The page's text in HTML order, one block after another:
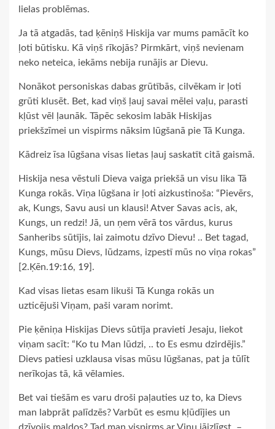
lielas problēmas.
Ja tā atgadās, tad ķēniņš Hiskija var mums pamācīt ko
ļoti būtisku. Kā viņš rīkojās? Pirmkārt, viņš nevienam
neko neteica, iekāms nebija runājis ar Dievu.
Nonākot personiskas dabas grūtībās, cilvēkam ir ļoti
grūti klusēt. Bet, kad viņš ļauj savai mēlei vaļu, parasti
kļūst vēl ļaunāk. Tāpēc sekosim labāk Hiskijas
priekšzīmei un vispirms nāksim lūgšanā pie Tā Kunga.
Kādreiz īsa lūgšana visas lietas ļauj saskatīt citā gaismā.
Hiskija nesa vēstuli Dieva vaiga priekšā un visu lika Tā
Kunga rokās. Viņa lūgšana ir ļoti aizkustinoša: “Pievērs,
ak, Kungs, Savu ausi un klausi! Atver Savas acis, ak,
Kungs, un redzi! Jā, un ņem vērā tos vārdus, kurus
Sanheribs sūtījis, lai zaimotu dzīvo Dievu! .. Bet tagad,
Kungs, mūsu Dievs, lūdzams, izpestī mūs no viņa rokas”
[2.Ķēn.19:16, 19].
Kad visas lietas esam likuši Tā Kunga rokās un
uzticējuši Viņam, paši varam norimt.
Pie ķēniņa Hiskijas Dievs sūtīja pravieti Jesaju, liekot
viņam sacīt: “Ko tu Man lūdzi, .. to Es esmu dzirdējis.”
Dievs patiesi uzklausa visas mūsu lūgšanas, pat ja tūlīt
nerīkojas tā, kā vēlamies.
Bet vai tiešām es varu droši paļauties uz to, ka Dievs
man labprāt palīdzēs? Varbūt es esmu kļūdījies un
dzīvojis maldos? Tad man vispirms ar Viņu jāizlīgst. –